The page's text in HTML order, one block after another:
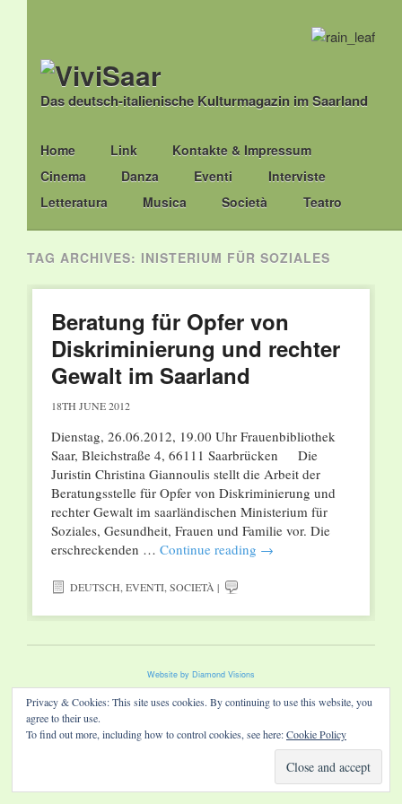
Das deutsch-italienische Kulturmagazin im Saarland
Main menu
Skip
to
content
Home Link
Kontakte & Impressum
Cinema
Danza Eventi
Interviste
Letteratura
Musica Società Teatro
TAG ARCHIVES: INISTERIUM FÜR SOZIALES
Beratung für Opfer von
Diskriminierung und rechter
Gewalt im Saarland
18TH JUNE 2012
Dienstag, 26.06.2012, 19.00 Uhr Frauenbibliothek
Saar, Bleichstraße 4, 66111 Saarbrücken Die
Juristin Christina Giannoulis stellt die Arbeit der
Beratungsstelle für Opfer von Diskriminierung und
rechter Gewalt im saarländischen Ministerium für
Soziales, Gesundheit, Frauen und Familie vor. Die
erschreckenden … Continue reading →
DEUTSCH,EVENTI,SOCIETÀ |
Website by Diamond Visions
Privacy & Cookies: This site uses cookies. By continuing to use this website, you
agree to their use.
To find out more, including how to control cookies, see here:Cookie Policy